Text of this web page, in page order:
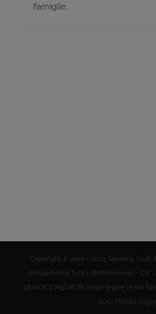
famiglie.
Copyright © 2010 - 2023 Spinning Club
dilettantistica Tutti i diritti riservati - C.F. =
UNIVOCO M5UXCR1 Sede legale in Via
SOC. FIPSAS